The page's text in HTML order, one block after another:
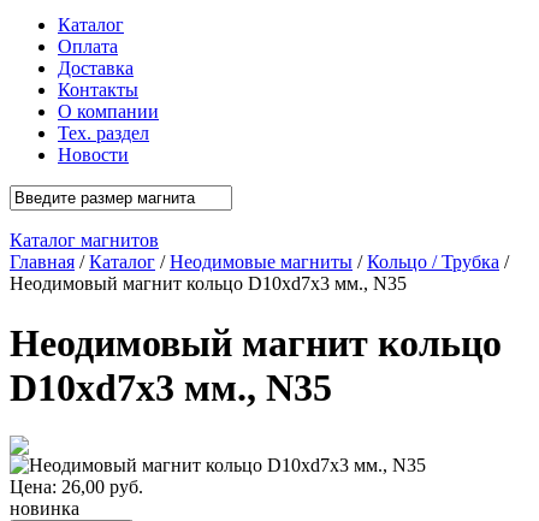
Каталог
Оплата
Доставка
Контакты
О компании
Тех. раздел
Новости
Каталог магнитов
Главная /Каталог /Неодимовые магниты /Кольцо / Трубка /
Неодимовый магнит кольцо D10xd7x3 мм., N35
Неодимовый магнит кольцо
D10xd7x3 мм., N35
Цена: 26,00 руб.
новинка